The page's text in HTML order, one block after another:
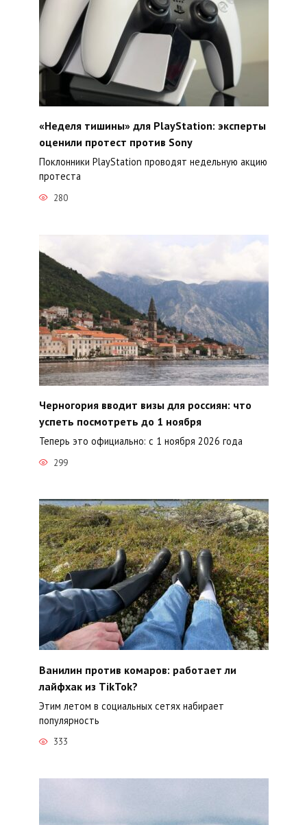
«Неделя тишины» для PlayStation: эксперты
оценили протест против Sony
Поклонники PlayStation проводят недельную акцию
протеста
280
Черногория вводит визы для россиян: что
успеть посмотреть до 1 ноября
Теперь это официально: с 1 ноября 2026 года
299
Ванилин против комаров: работает ли
лайфхак из TikTok?
Этим летом в социальных сетях набирает
популярность
333